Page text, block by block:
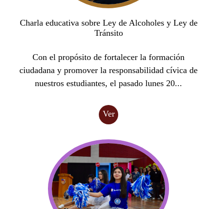
Charla educativa sobre Ley de Alcoholes y Ley de
Tránsito
Con el propósito de fortalecer la formación
ciudadana y promover la responsabilidad cívica de
nuestros estudiantes, el pasado lunes 20...
Ver